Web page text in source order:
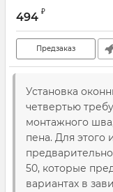
494 ₽
Предзаказ
Установка
четвертью
монтажного
пена. Для
50, которые
вариантах в